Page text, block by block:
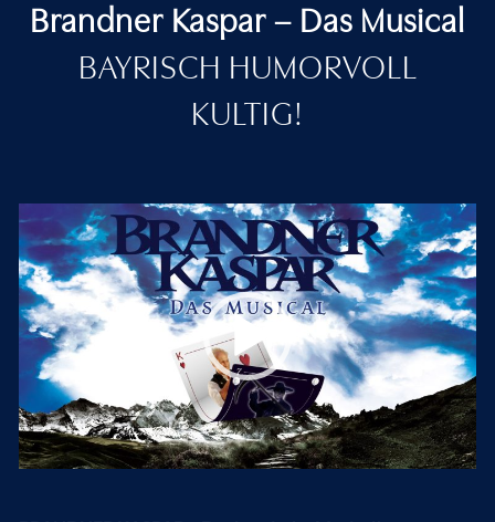
Brandner Kaspar – Das Musical
BAYRISCH HUMORVOLL
KULTIG!